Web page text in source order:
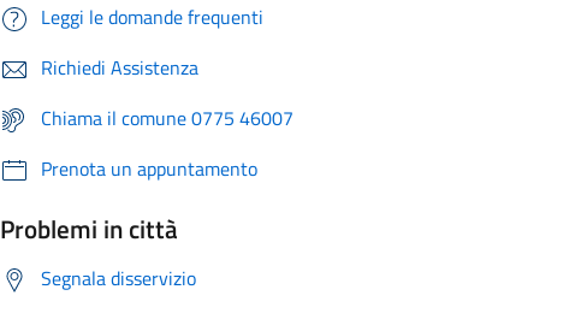
Leggi le domande frequenti
Richiedi Assistenza
Chiama il comune 0775 46007
Prenota un appuntamento
Problemi in città
Segnala disservizio